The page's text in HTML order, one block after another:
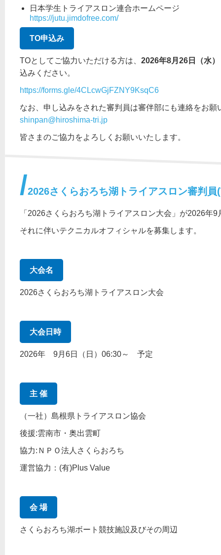
日本学生トライアスロン連合ホームページ
https://jutu.jimdofree.com/
TO申込み
TOとしてご協力いただける方は、 2026年8月26日（水
込みください。
https://forms.gle/4CLcwGjFZNY9KsqC6
なお、申し込みをされた審判員は審伴部にも連絡をお願
shinpan@hiroshima-tri.jp
皆さまのご協力をよろしくお願いいたします。
2026さくらおろち湖トライアスロン審判員
「2026さくらおろち湖トライアスロン大会」が2026年
それに伴いテクニカルオフィシャルを募集します。
大会名
2026さくらおろち湖トライアスロン大会
大会日時
2026年 9月6日（日）06:30～ 予定
主 催
（一社）島根県トライアスロン協会
後援:雲南市・奥出雲町
協力:ＮＰＯ法人さくらおろち
運営協力：(有)Plus Value
会 場
さくらおろち湖ボート競技施設及びその周辺